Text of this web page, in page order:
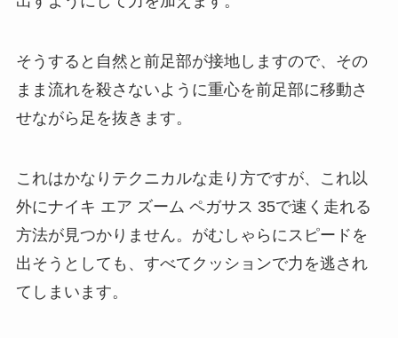
そうすると自然と前足部が接地しますので、その
まま流れを殺さないように重心を前足部に移動さ
せながら足を抜きます。
これはかなりテクニカルな走り方ですが、これ以
外にナイキ エア ズーム ペガサス 35で速く走れる
方法が見つかりません。がむしゃらにスピードを
出そうとしても、すべてクッションで力を逃され
てしまいます。